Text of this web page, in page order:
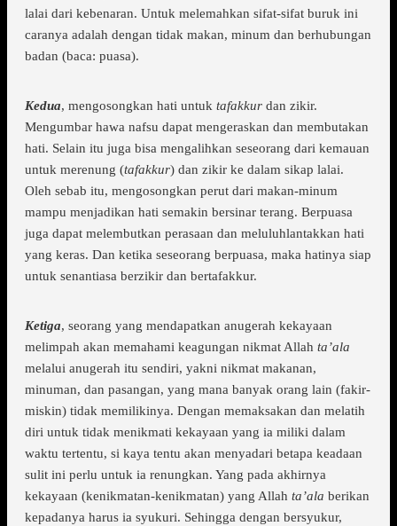
lalai dari kebenaran. Untuk melemahkan sifat-sifat buruk ini
caranya adalah dengan tidak makan, minum dan berhubungan
badan (baca: puasa).
Kedua, mengosongkan hati untuk tafakkur dan zikir.
Mengumbar hawa nafsu dapat mengeraskan dan membutakan
hati. Selain itu juga bisa mengalihkan seseorang dari kemauan
untuk merenung (tafakkur) dan zikir ke dalam sikap lalai.
Oleh sebab itu, mengosongkan perut dari makan-minum
mampu menjadikan hati semakin bersinar terang. Berpuasa
juga dapat melembutkan perasaan dan meluluhlantakkan hati
yang keras. Dan ketika seseorang berpuasa, maka hatinya siap
untuk senantiasa berzikir dan bertafakkur.
Ketiga, seorang yang mendapatkan anugerah kekayaan
melimpah akan memahami keagungan nikmat Allah ta’ala
melalui anugerah itu sendiri, yakni nikmat makanan,
minuman, dan pasangan, yang mana banyak orang lain (fakir-
miskin) tidak memilikinya. Dengan memaksakan dan melatih
diri untuk tidak menikmati kekayaan yang ia miliki dalam
waktu tertentu, si kaya tentu akan menyadari betapa keadaan
sulit ini perlu untuk ia renungkan. Yang pada akhirnya
kekayaan (kenikmatan-kenikmatan) yang Allah ta’ala berikan
kepadanya harus ia syukuri. Sehingga dengan bersyukur,